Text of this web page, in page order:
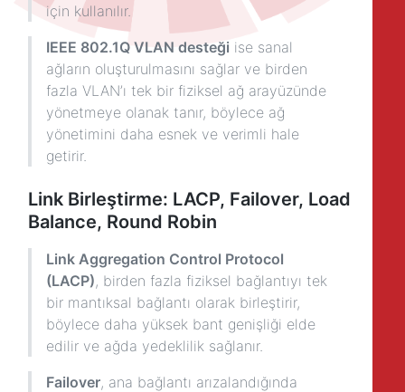
için kullanılır.
IEEE 802.1Q VLAN desteği ise sanal
ağların oluşturulmasını sağlar ve birden
fazla VLAN’ı tek bir fiziksel ağ arayüzünde
yönetmeye olanak tanır, böylece ağ
yönetimini daha esnek ve verimli hale
getirir.
Link Birleştirme: LACP, Failover, Load
Balance, Round Robin
Link Aggregation Control Protocol
(LACP), birden fazla fiziksel bağlantıyı tek
bir mantıksal bağlantı olarak birleştirir,
böylece daha yüksek bant genişliği elde
edilir ve ağda yedeklilik sağlanır.
Failover, ana bağlantı arızalandığında